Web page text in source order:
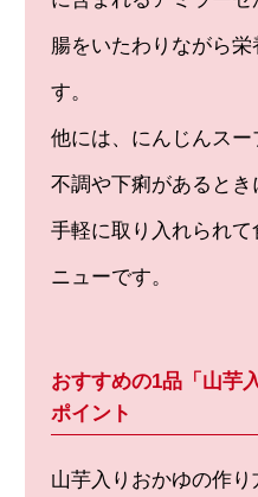
腸をいたわりながら
す。
他には、にんじんス
不調や下痢があるとき
手軽に取り入れられ
ニューです。
おすすめの1品「山芋
ポイント
山芋入りおかゆの作